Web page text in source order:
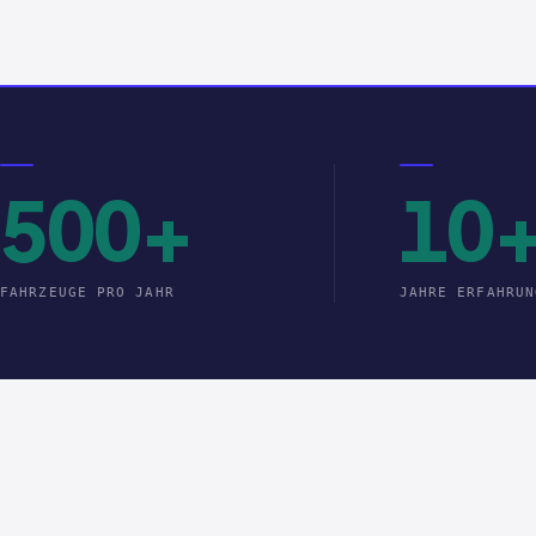
500+
FAHRZEUGE PRO JAHR JAHRE